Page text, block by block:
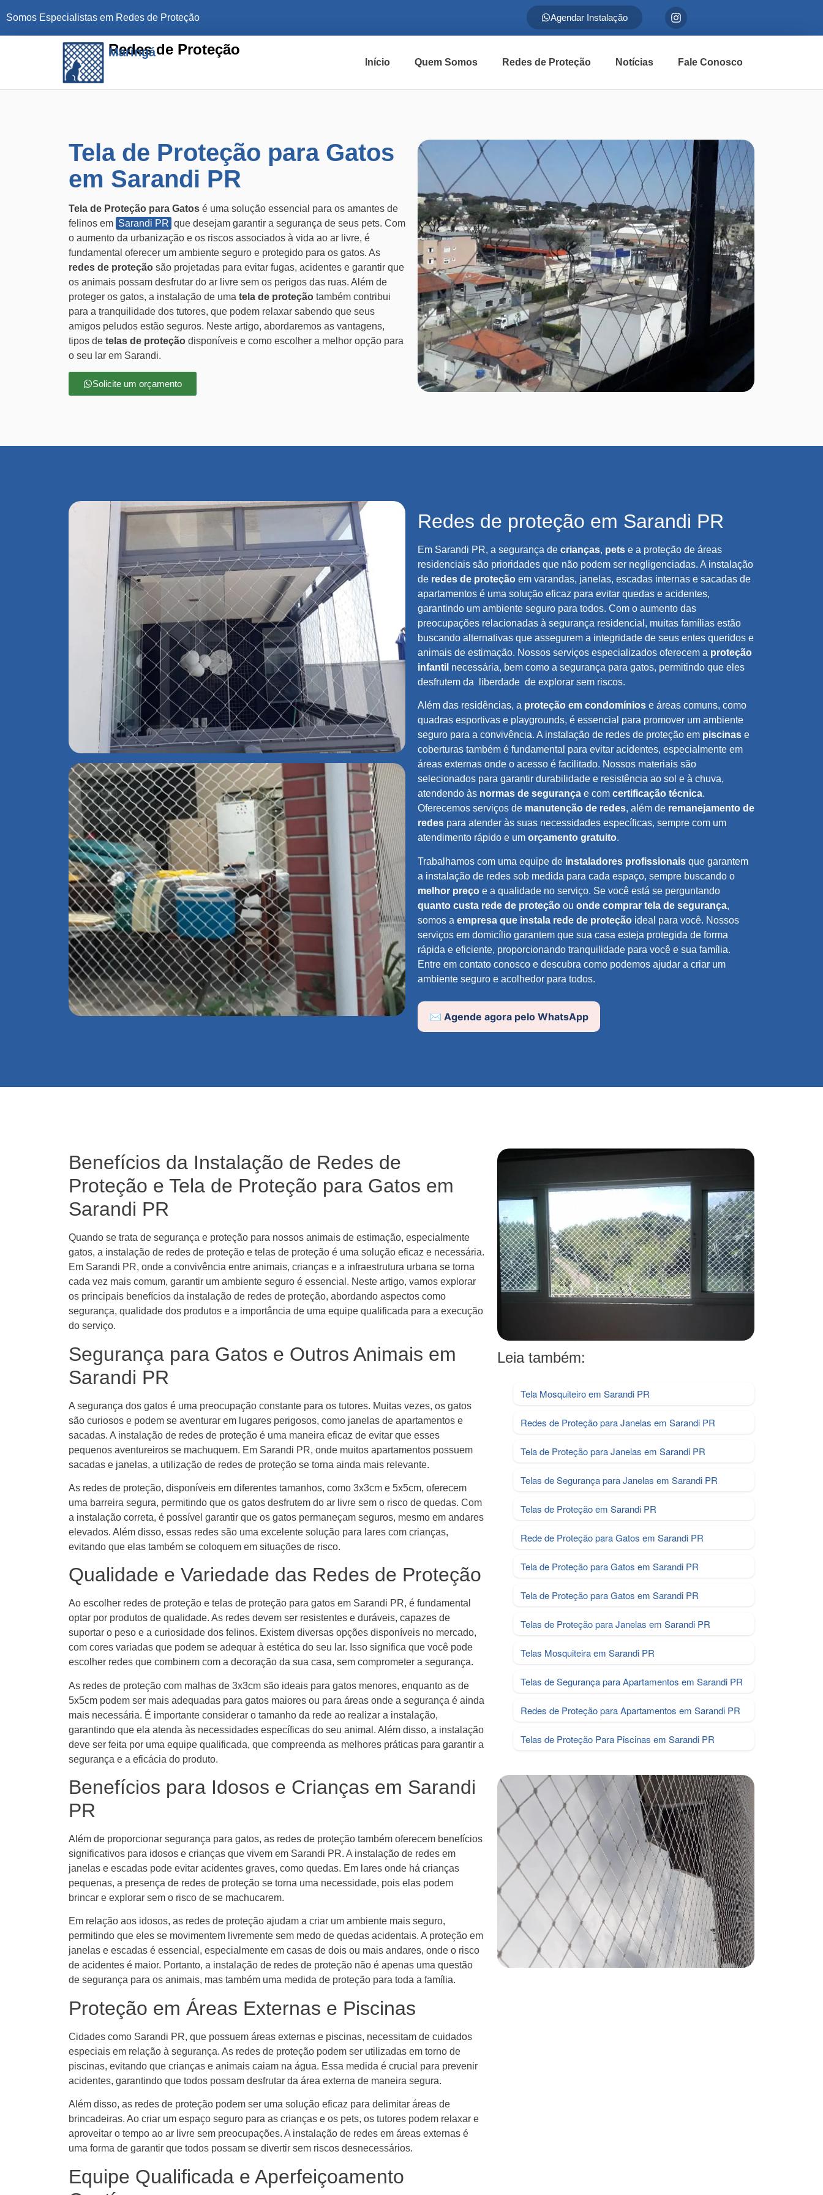
Somos Especialistas em Redes de Proteção Agendar Instalação
Redes de Proteção
Maringá
Início Quem Somos Redes de Proteção Notícias Fale Conosco
Tela de Proteção para Gatos
em Sarandi PR
Tela de Proteção para Gatos é uma solução essencial para os amantes de
felinos em Sarandi PR que desejam garantir a segurança de seus pets. Com
o aumento da urbanização e os riscos associados à vida ao ar livre, é
fundamental oferecer um ambiente seguro e protegido para os gatos. As
redes de proteção são projetadas para evitar fugas, acidentes e garantir que
os animais possam desfrutar do ar livre sem os perigos das ruas. Além de
proteger os gatos, a instalação de uma tela de proteção também contribui
para a tranquilidade dos tutores, que podem relaxar sabendo que seus
amigos peludos estão seguros. Neste artigo, abordaremos as vantagens,
tipos de telas de proteção disponíveis e como escolher a melhor opção para
o seu lar em Sarandi.
Solicite um orçamento
Redes de proteção em Sarandi PR
Em Sarandi PR, a segurança de crianças, pets e a proteção de áreas
residenciais são prioridades que não podem ser negligenciadas. A instalação
de redes de proteção em varandas, janelas, escadas internas e sacadas de
apartamentos é uma solução eficaz para evitar quedas e acidentes,
garantindo um ambiente seguro para todos. Com o aumento das
preocupações relacionadas à segurança residencial, muitas famílias estão
buscando alternativas que assegurem a integridade de seus entes queridos e
animais de estimação. Nossos serviços especializados oferecem a proteção
infantil necessária, bem como a segurança para gatos, permitindo que eles
desfrutem da
liberdade de explorar sem riscos.
Além das residências, a proteção em condomínios e áreas comuns, como
quadras esportivas e playgrounds, é essencial para promover um ambiente
seguro para a convivência. A instalação de redes de proteção em piscinas e
coberturas também é fundamental para evitar acidentes, especialmente em
áreas externas onde o acesso é facilitado. Nossos materiais são
selecionados para garantir durabilidade e resistência ao sol e à chuva,
atendendo às normas de segurança e com certificação técnica.
Oferecemos serviços de manutenção de redes, além de remanejamento de
redes para atender às suas necessidades específicas, sempre com um
atendimento rápido e um orçamento gratuito.
Trabalhamos com uma equipe de instaladores profissionais que garantem
a instalação de redes sob medida para cada espaço, sempre buscando o
melhor preço e a qualidade no serviço. Se você está se perguntando
quanto custa rede de proteção ou onde comprar tela de segurança,
somos a empresa que instala rede de proteção ideal para você. Nossos
serviços em domicílio garantem que sua casa esteja protegida de forma
rápida e eficiente, proporcionando tranquilidade para você e sua família.
Entre em contato conosco e descubra como podemos ajudar a criar um
ambiente seguro e acolhedor para todos.
✉️ Agende agora pelo WhatsApp
Benefícios da Instalação de Redes de
Proteção e Tela de Proteção para Gatos em
Sarandi PR
Quando se trata de segurança e proteção para nossos animais de estimação, especialmente
gatos, a instalação de redes de proteção e telas de proteção é uma solução eficaz e necessária.
Em Sarandi PR, onde a convivência entre animais, crianças e a infraestrutura urbana se torna
cada vez mais comum, garantir um ambiente seguro é essencial. Neste artigo, vamos explorar
os principais benefícios da instalação de redes de proteção, abordando aspectos como
segurança, qualidade dos produtos e a importância de uma equipe qualificada para a execução
do serviço.
Segurança para Gatos e Outros Animais em
Sarandi PR
A segurança dos gatos é uma preocupação constante para os tutores. Muitas vezes, os gatos
são curiosos e podem se aventurar em lugares perigosos, como janelas de apartamentos e
sacadas. A instalação de redes de proteção é uma maneira eficaz de evitar que esses
pequenos aventureiros se machuquem. Em Sarandi PR, onde muitos apartamentos possuem
sacadas e janelas, a utilização de redes de proteção se torna ainda mais relevante.
As redes de proteção, disponíveis em diferentes tamanhos, como 3x3cm e 5x5cm, oferecem
uma barreira segura, permitindo que os gatos desfrutem do ar livre sem o risco de quedas. Com
a instalação correta, é possível garantir que os gatos permaneçam seguros, mesmo em andares
elevados. Além disso, essas redes são uma excelente solução para lares com crianças,
evitando que elas também se coloquem em situações de risco.
Qualidade e Variedade das Redes de Proteção
Ao escolher redes de proteção e telas de proteção para gatos em Sarandi PR, é fundamental
optar por produtos de qualidade. As redes devem ser resistentes e duráveis, capazes de
suportar o peso e a curiosidade dos felinos. Existem diversas opções disponíveis no mercado,
com cores variadas que podem se adequar à estética do seu lar. Isso significa que você pode
escolher redes que combinem com a decoração da sua casa, sem comprometer a segurança.
As redes de proteção com malhas de 3x3cm são ideais para gatos menores, enquanto as de
5x5cm podem ser mais adequadas para gatos maiores ou para áreas onde a segurança é ainda
mais necessária. É importante considerar o tamanho da rede ao realizar a instalação,
garantindo que ela atenda às necessidades específicas do seu animal. Além disso, a instalação
deve ser feita por uma equipe qualificada, que compreenda as melhores práticas para garantir a
segurança e a eficácia do produto.
Benefícios para Idosos e Crianças em Sarandi
PR
Além de proporcionar segurança para gatos, as redes de proteção também oferecem benefícios
significativos para idosos e crianças que vivem em Sarandi PR. A instalação de redes em
janelas e escadas pode evitar acidentes graves, como quedas. Em lares onde há crianças
pequenas, a presença de redes de proteção se torna uma necessidade, pois elas podem
brincar e explorar sem o risco de se machucarem.
Em relação aos idosos, as redes de proteção ajudam a criar um ambiente mais seguro,
permitindo que eles se movimentem livremente sem medo de quedas acidentais. A proteção em
janelas e escadas é essencial, especialmente em casas de dois ou mais andares, onde o risco
de acidentes é maior. Portanto, a instalação de redes de proteção não é apenas uma questão
de segurança para os animais, mas também uma medida de proteção para toda a família.
Proteção em Áreas Externas e Piscinas
Cidades como Sarandi PR, que possuem áreas externas e piscinas, necessitam de cuidados
especiais em relação à segurança. As redes de proteção podem ser utilizadas em torno de
piscinas, evitando que crianças e animais caiam na água. Essa medida é crucial para prevenir
acidentes, garantindo que todos possam desfrutar da área externa de maneira segura.
Além disso, as redes de proteção podem ser uma solução eficaz para delimitar áreas de
brincadeiras. Ao criar um espaço seguro para as crianças e os pets, os tutores podem relaxar e
aproveitar o tempo ao ar livre sem preocupações. A instalação de redes em áreas externas é
uma forma de garantir que todos possam se divertir sem riscos desnecessários.
Equipe Qualificada e Aperfeiçoamento
Leia também:
Tela Mosquiteiro em Sarandi PR
Redes de Proteção para Janelas em Sarandi PR
Tela de Proteção para Janelas em Sarandi PR
Telas de Segurança para Janelas em Sarandi PR
Telas de Proteção em Sarandi PR
Rede de Proteção para Gatos em Sarandi PR
Tela de Proteção para Gatos em Sarandi PR
Tela de Proteção para Gatos em Sarandi PR
Telas de Proteção para Janelas em Sarandi PR
Telas Mosquiteira em Sarandi PR
Telas de Segurança para Apartamentos em Sarandi PR
Redes de Proteção para Apartamentos em Sarandi PR
Telas de Proteção Para Piscinas em Sarandi PR